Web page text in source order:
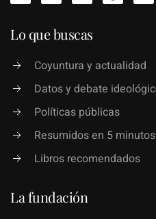
Lo que buscas
Coyuntura y actualidad
Datos y debate
Políticas públicas
Resumidos en 5 minutos
Libros recomendados
La fundación